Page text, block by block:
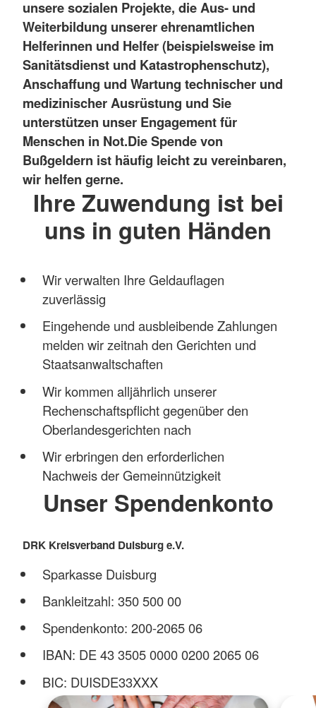
unsere sozialen Projekte, die Aus- und
Weiterbildung unserer ehrenamtlichen
Helferinnen und Helfer (beispielsweise im
Sanitätsdienst und Katastrophenschutz),
Anschaffung und Wartung technischer und
medizinischer Ausrüstung und Sie
unterstützen unser Engagement für
Menschen in Not.Die Spende von
Bußgeldern ist häufig leicht zu vereinbaren,
wir helfen gerne.
Ihre Zuwendung ist bei
uns in guten Händen
Wir verwalten Ihre Geldauflagen
zuverlässig
Eingehende und ausbleibende Zahlungen
melden wir zeitnah den Gerichten und
Staatsanwaltschaften
Wir kommen alljährlich unserer
Rechenschaftspflicht gegenüber den
Oberlandesgerichten nach
Wir erbringen den erforderlichen
Nachweis der Gemeinnützigkeit
Unser Spendenkonto
DRK Kreisverband Duisburg e.V.
Sparkasse Duisburg
Bankleitzahl: 350 500 00
Spendenkonto: 200-2065 06
IBAN: DE 43 3505 0000 0200 2065 06
BIC: DUISDE33XXX